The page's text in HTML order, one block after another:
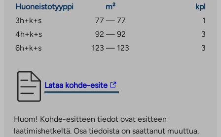
Piha-alueen leikkipaikat on uusittu vuonna 2015.
Pesutilat ja erilliset wc:t remontoitu vuosien 2017-
2018 aikana.
Huoneistotyyppi m²
kpl
3h+k+s
77 — 77
1
4h+k+s
92 — 92
3
6h+k+s
123 — 123 3
Lataa kohde-esite
Linkki
vie
palveluun.
Linkki
Huom! Kohde-esitteen tiedot ovat esitteen
laatimishetkeltä. Osa tiedoista on saattanut muuttua.